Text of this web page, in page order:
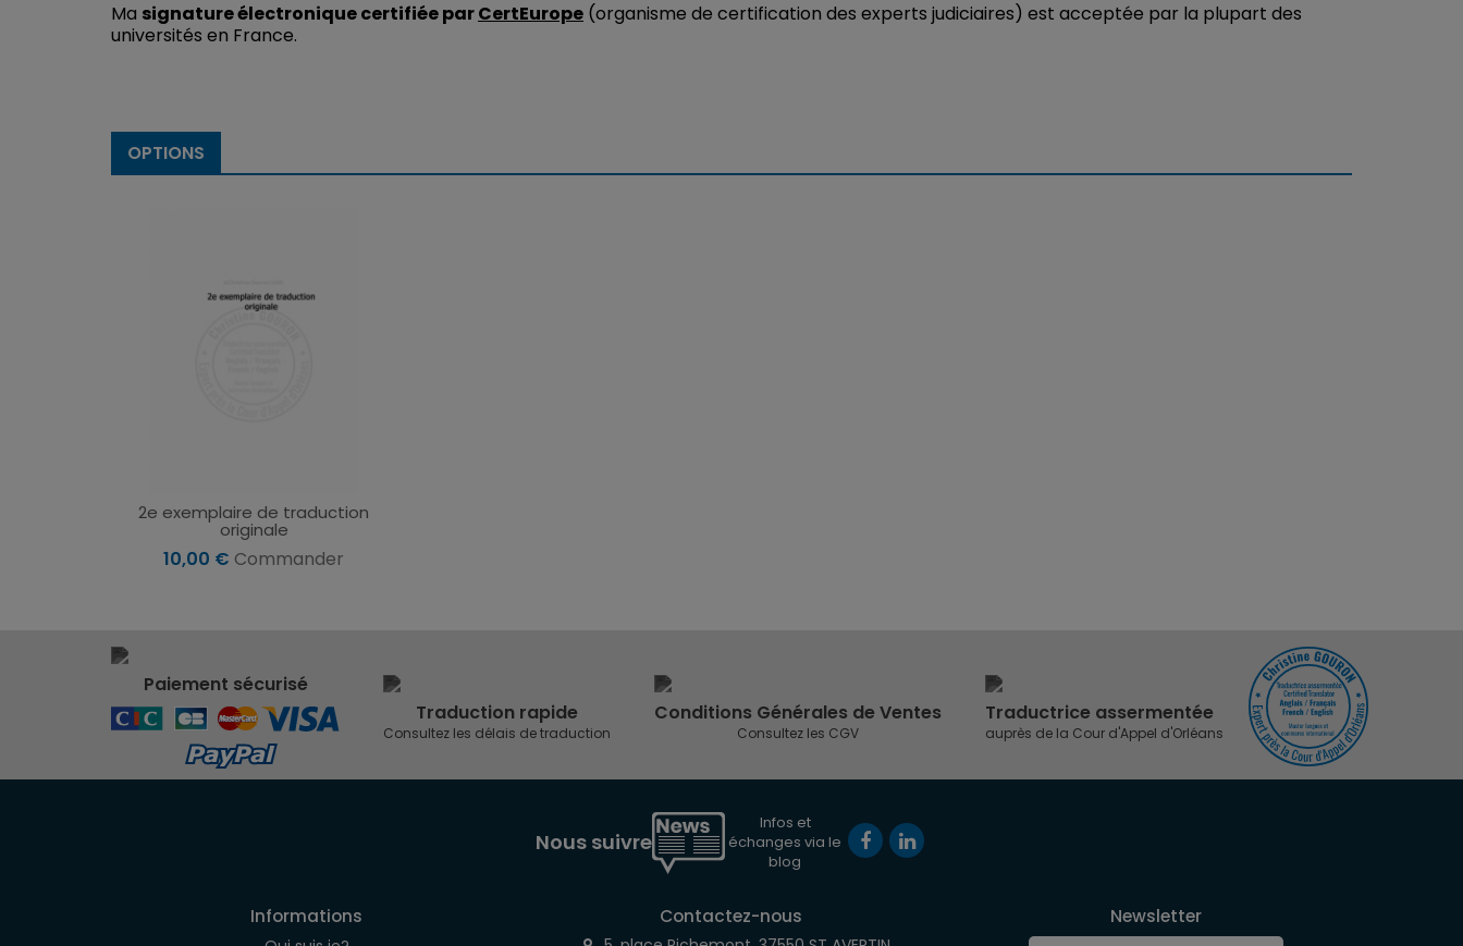
Ma signature électronique certifiée parCertEurope (organisme de certification des experts judiciaires) est acceptée par la plupart des
universités en France.
OPTIONS
2e exemplaire de traduction
originale
10,00 € Commander
Paiement sécurisé
Traduction rapide
Consultez les délais de traduction
Conditions Générales de Ventes
Consultez les CGV
Traductrice assermentée
auprès de la Cour d'Appel d'Orléans
Nous suivre
Infos et
échanges via le
blog
Informations Contactez-nous Newsletter